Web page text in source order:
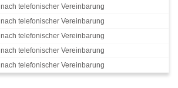
nach telefonischer Vereinbarung
nach telefonischer Vereinbarung
nach telefonischer Vereinbarung
nach telefonischer Vereinbarung
nach telefonischer Vereinbarung